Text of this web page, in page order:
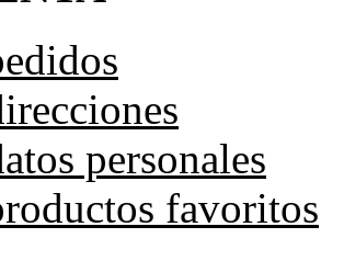
personales
favoritos